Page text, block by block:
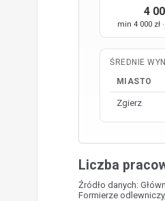
4
min 4 000 zł
ŚREDNIE
MIASTO
Zgierz
Liczba
Źródło danych:
Formierze